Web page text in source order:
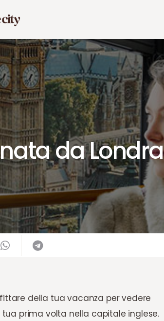
da Londra
della tua vacanza per vedere
prima volta nella capitale inglese.